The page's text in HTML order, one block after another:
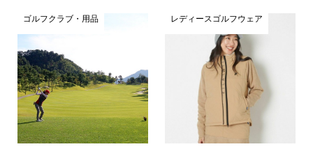
ゴルフクラブ・用品 レディースゴルフウェア